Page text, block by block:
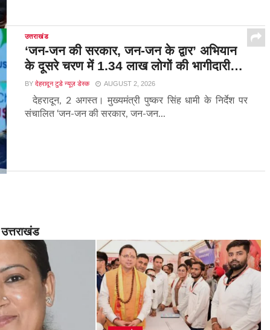
उत्तराखंड
‘जन-जन की सरकार, जन-जन के द्वार’ अभियान
के दूसरे चरण में 1.34 लाख लोगों की भागीदारी…
BY देहरादून टुडे न्यूज़ डेस्क AUGUST 2, 2026
देहरादून, 2 अगस्त। मुख्यमंत्री पुष्कर सिंह धामी के निर्देश पर
संचालित ‘जन-जन की सरकार, जन-जन...
उत्तराखंड